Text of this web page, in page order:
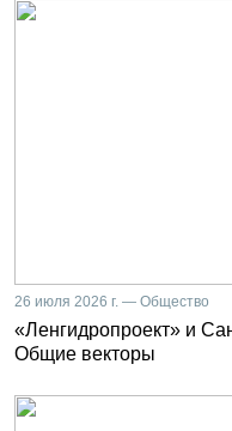
26 июля 2026 г. — Общество
«Ленгидропроект» и
Общие векторы